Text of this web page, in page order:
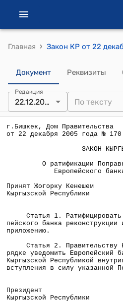
Главная ›
Документ Реквизиты
Редакция
22.12.2005